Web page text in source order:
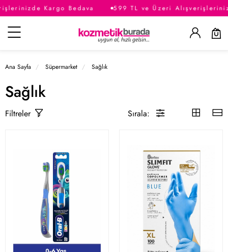
Kargo Bedava 599 TL ve Üzeri
Kategoriler
Ana Sayfa Süpermarket Sağlık
Sağlık
Filtreler Sırala: